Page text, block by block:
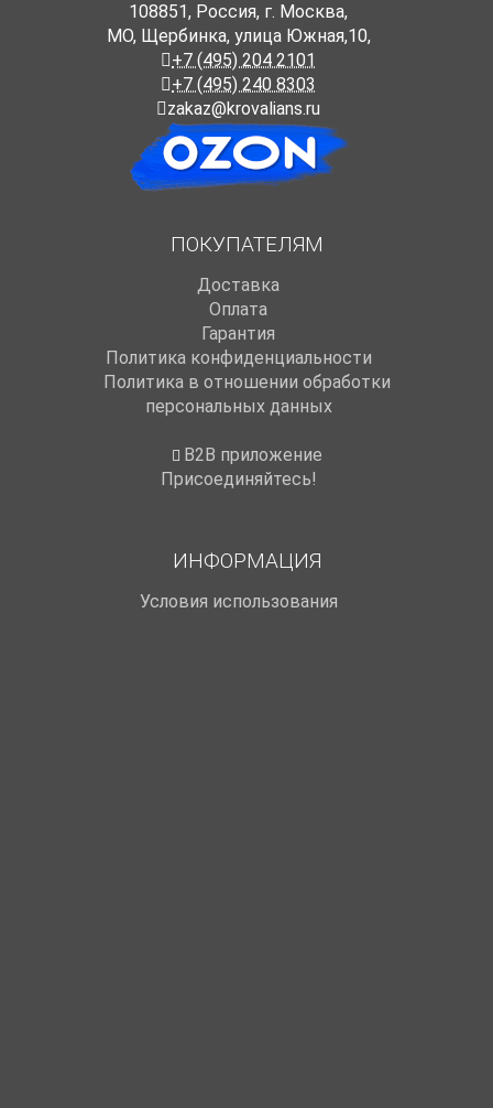
108851, Россия, г. Москва,
МО, Щербинка, улица Южная,10,
+7 (495) 204 2101
+7 (495) 240 8303
zakaz@krovalians.ru
ПОКУПАТЕЛЯМ
Доставка
Оплата
Гарантия
Политика конфиденциальности
Политика в отношении обработки
персональных данных
B2B приложение
Присоединяйтесь!
ИНФОРМАЦИЯ
Условия использования